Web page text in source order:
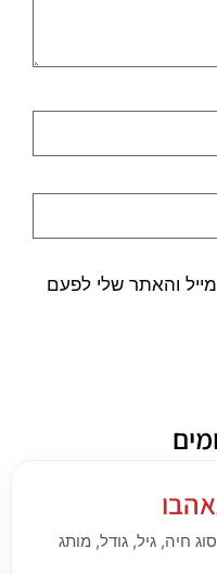
והאתר שלי לפעם
חיה, גיל, גודל, מותג